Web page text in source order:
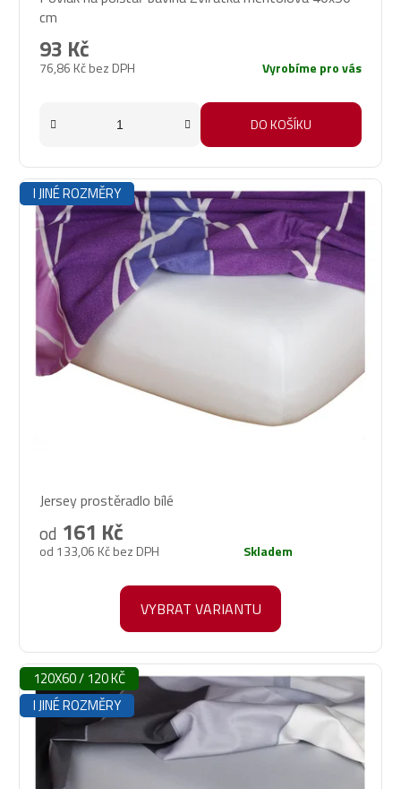
cm
76,86 Kč bez DPH
93 Kč
Vyrobíme pro vás
DO KOŠÍKU
I JINÉ ROZMĚRY
hodnocení
produktu
je
Jersey prostěradlo bílé
od 133,06 Kč bez DPH
od 161 Kč
Skladem
VYBRAT VARIANTU
120X60 / 120 KČ
I JINÉ ROZMĚRY